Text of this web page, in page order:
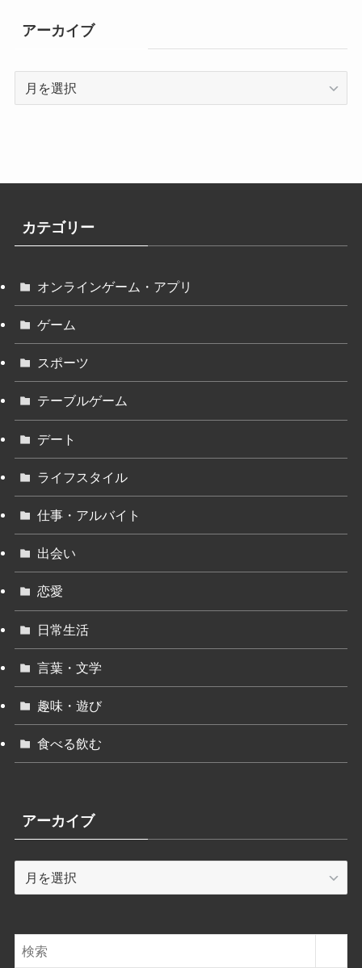
アーカイブ
カテゴリー
オンラインゲーム・アプリ
ゲーム
スポーツ
テーブルゲーム
デート
ライフスタイル
仕事・アルバイト
出会い
恋愛
日常生活
言葉・文学
趣味・遊び
食べる飲む
アーカイブ
ー
ブ